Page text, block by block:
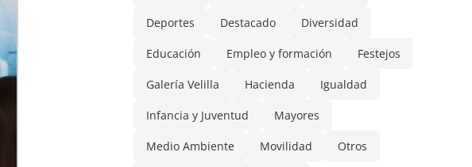
Deportes Destacado Diversidad
Educación Empleo y formación Festejos
Galería Velilla Hacienda Igualdad
Infancia y Juventud Mayores
Medio Ambiente Movilidad Otros